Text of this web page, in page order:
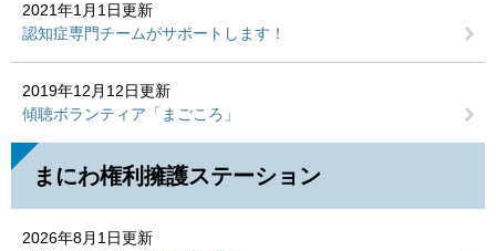
2021年1月1日更新
認知症専門チームがサポートします！
2019年12月12日更新
傾聴ボランティア「まごころ」
まにわ権利擁護ステーション
2026年8月1日更新